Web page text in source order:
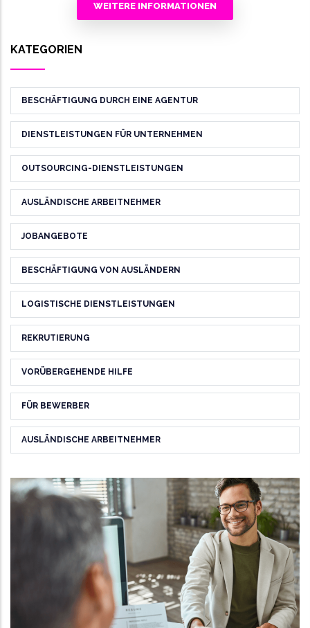
WEITERE INFORMATIONEN
KATEGORIEN
BESCHÄFTIGUNG DURCH EINE AGENTUR
DIENSTLEISTUNGEN FÜR UNTERNEHMEN
OUTSOURCING-DIENSTLEISTUNGEN
AUSLÄNDISCHE ARBEITNEHMER
JOBANGEBOTE
BESCHÄFTIGUNG VON AUSLÄNDERN
LOGISTISCHE DIENSTLEISTUNGEN
REKRUTIERUNG
VORÜBERGEHENDE HILFE
FÜR BEWERBER
AUSLÄNDISCHE ARBEITNEHMER